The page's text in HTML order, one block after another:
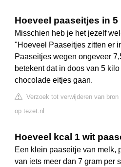
Hoeveel paaseitjes in 5
Misschien heb je het jezelf
"Hoeveel Paaseitjes zitten er
Paaseitjes wegen ongeveer
betekent dat in doos van 5
chocolade eitjes gaan.
Verzoek tot verwijderen van bron
op tezet.nl
Hoeveel kcal 1 wit
Een klein paaseitje van melk,
van iets meer dan 7 gram per